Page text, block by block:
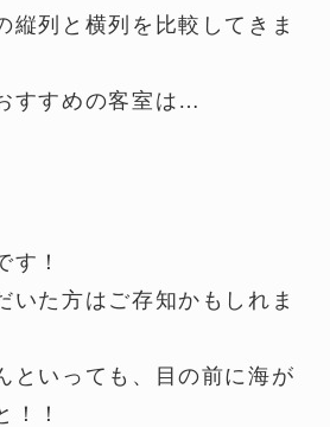
縦列と横列を比較してきま
すすめの客室は…
す！
いた方はご存知かもしれま
といっても、目の前に海が
！！